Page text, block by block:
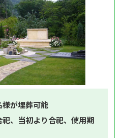
が埋葬可能
、当初より合祀、使用期